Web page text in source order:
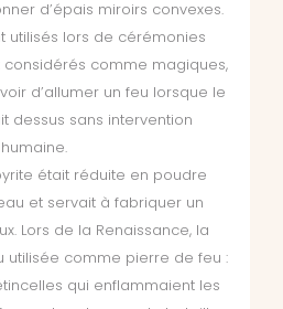
d’épais miroirs convexes.
utilisés lors de cérémonies
considérés comme magiques,
d’allumer un feu lorsque le
dessus sans intervention
humaine.
était réduite en poudre
et servait à fabriquer un
Lors de la Renaissance, la
utilisée comme pierre de feu :
qui enflammaient les